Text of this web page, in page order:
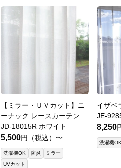
【ミラー・ＵＶカット】ニ
ーナック レースカーテン
JD-18015R ホワイト
5,500円（税込）〜
洗濯機OK 防炎
ミラー
UVカット
イザベ
JE-
8,250
洗濯機